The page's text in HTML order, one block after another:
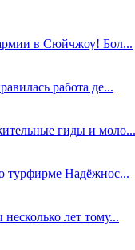
в Сюйчжоу! Бол...
работа де...
гиды и моло...
турфирме Надёжнос...
лет тому...